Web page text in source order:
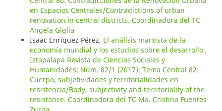
en Espacios Centrales/Contradictions of urban
renovation in central districts. Coordinadora del TC
Angela Giglia
Isaac Enríquez Pérez, El análisis marxista de la
economía mundial y los estudios sobre el desarrollo ,
Iztapalapa Revista de Ciencias Sociales y
Humanidades: Núm. 82/1 (2017): Tema Central 82:
Cuerpo, subjetividades y territorialidades en
resistencia/Body, subjectivity and territoriality of the
resistance. Coordinadora del TC Ma. Cristina Fuentes